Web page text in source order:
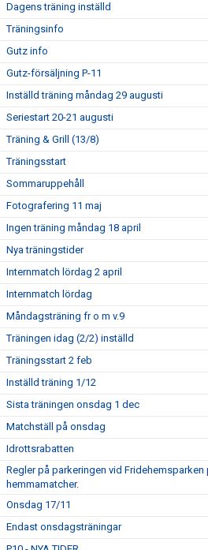
Dagens träning inställd
Träningsinfo
Gutz info
Gutz-försäljning P-11
Inställd träning måndag 29 augusti
Seriestart 20-21 augusti
Träning & Grill (13/8)
Träningsstart
Sommaruppehåll
Fotografering 11 maj
Ingen träning måndag 18 april
Nya träningstider
Internmatch lördag 2 april
Internmatch lördag
Måndagsträning fr o m v.9
Träningen idag (2/2) inställd
Träningsstart 2 feb
Inställd träning 1/12
Sista träningen onsdag 1 dec
Matchställ på onsdag
Idrottsrabatten
Regler på parkeringen vid Fridehemsparken
hemmamatcher.
Onsdag 17/11
Endast onsdagsträningar